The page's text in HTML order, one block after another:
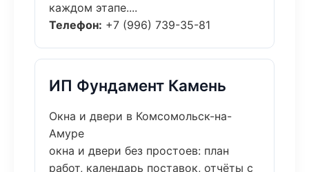
каждом этапе....
Телефон: +7 (996) 739-35-81
ИП Фундамент Камень
Окна и двери в Комсомольск-на-
Амуре
окна и двери без простоев: план
работ, календарь поставок, отчёты с